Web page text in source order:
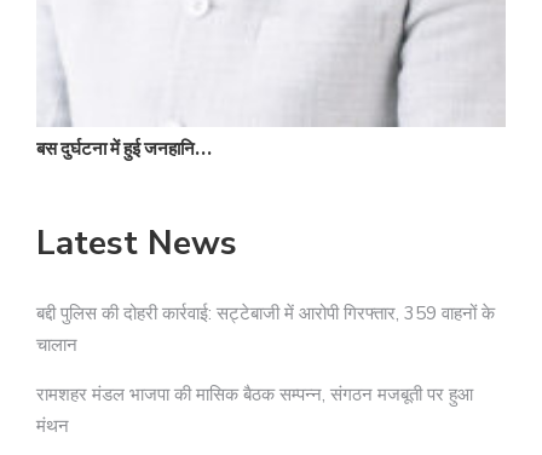
बस दुर्घटना में हुई जनहानि…
Latest News
बद्दी पुलिस की दोहरी कार्रवाई: सट्टेबाजी में आरोपी गिरफ्तार, 359 वाहनों के
चालान
रामशहर मंडल भाजपा की मासिक बैठक सम्पन्न, संगठन मजबूती पर हुआ
मंथन